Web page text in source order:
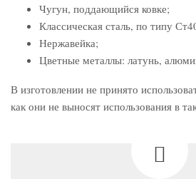
Чугун, поддающийся ковке;
Классическая сталь, по типу
Нержавейка;
Цветные металлы: латунь,
В изготовлении не принято
как они не выносят использования в